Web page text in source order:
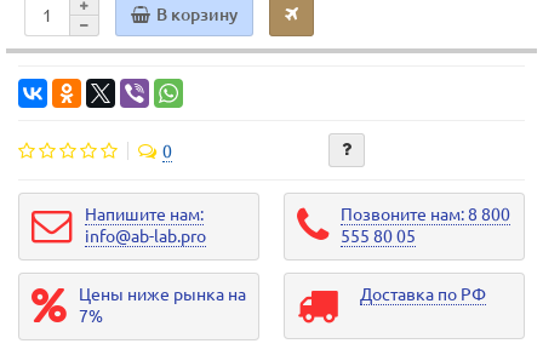
В корзину
0
Напишите нам:
info@ab-lab.pro
Позвоните нам: 8 800
555 80 05
Цены ниже рынка на
7%
Доставка по РФ